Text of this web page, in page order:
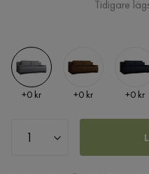
Tidigare
Pris
+0 kr Pris
+0 kr Pris
+0 kr